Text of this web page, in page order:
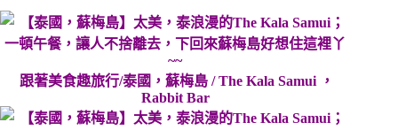
跟著美食趣旅行/泰國，蘇梅島 / The Kala Samui ，
Rabbit Bar